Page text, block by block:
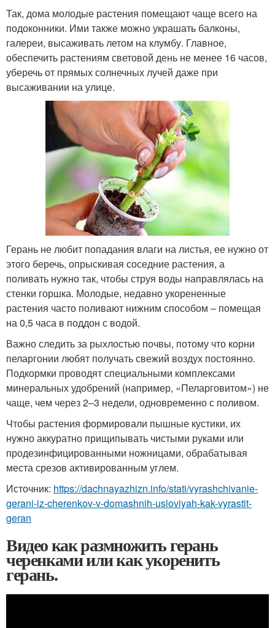
Так, дома молодые растения помещают чаще всего на
подоконники. Ими также можно украшать балконы,
галереи, высаживать летом на клумбу. Главное,
обеспечить растениям световой день не менее 16 часов,
уберечь от прямых солнечных лучей даже при
высаживании на улице.
Герань не любит попадания влаги на листья, ее нужно от
этого беречь, опрыскивая соседние растения, а
поливать нужно так, чтобы струя воды направлялась на
стенки горшка. Молодые, недавно укорененные
растения часто поливают нижним способом – помещая
на 0,5 часа в поддон с водой.
Важно следить за рыхлостью почвы, потому что корни
пеларгонии любят получать свежий воздух постоянно.
Подкормки проводят специальными комплексами
минеральных удобрений (например, «Пеларговитом») не
чаще, чем через 2–3 недели, одновременно с поливом.
Чтобы растения формировали пышные кустики, их
нужно аккуратно прищипывать чистыми руками или
продезинфицированными ножницами, обрабатывая
места срезов активированным углем.
Источник: https://dachnayazhizn.info/stati/vyrashchivanie-
gerani-iz-cherenkov-v-domashnih-usloviyah-kak-vyrastit-
geran
Видео как размножить герань
черенками или как укоренить
герань.